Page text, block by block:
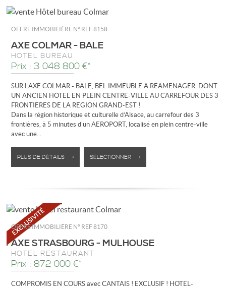
OFFRE IMMOBILIÈRE N° REF 8158
AXE COLMAR - BALE
HÔTEL BUREAU
Prix : 3 048 800 €*
SUR L'AXE COLMAR - BALE, BEL IMMEUBLE A RÉAMÉNAGER, DONT
UN ANCIEN HOTEL EN PLEIN CENTRE-VILLE AU CARREFOUR DES 3
FRONTIERES DE LA REGION GRAND-EST !
Dans la région historique et culturelle d’Alsace, au carrefour des 3
frontières, à 5 minutes d'un AEROPORT, localisé en plein centre-ville
avec une...
PLUS DE DÉTAILS > SÉLECTIONNER >
OFFRE IMMOBILIÈRE N° REF 8170
AXE STRASBOURG - MULHOUSE
HÔTEL RESTAURANT
Prix : 872 000 €*
COMPROMIS EN COURS avec CANTAIS ! EXCLUSIF ! HOTEL-